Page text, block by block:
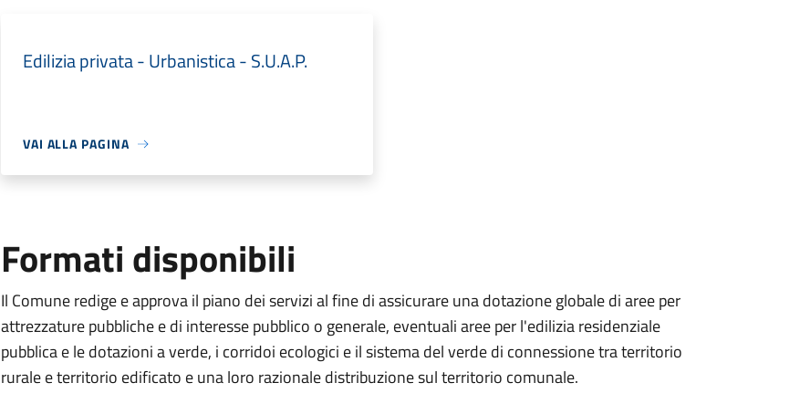
Edilizia privata - Urbanistica - S.U.A.P.
VAI ALLA PAGINA
Formati disponibili
Il Comune redige e approva il piano dei servizi al fine di assicurare una dotazione globale di aree per
attrezzature pubbliche e di interesse pubblico o generale, eventuali aree per l'edilizia residenziale
pubblica e le dotazioni a verde, i corridoi ecologici e il sistema del verde di connessione tra territorio
rurale e territorio edificato e una loro razionale distribuzione sul territorio comunale.